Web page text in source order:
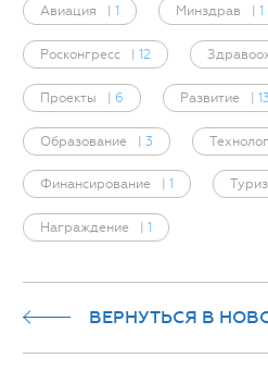
Авиация 1 Минздрав 1
Росконгресс 12
Проекты 6 Развитие 13
Образование | 3
Финансирование 1
Награждение 1
ВЕРНУТЬСЯ В